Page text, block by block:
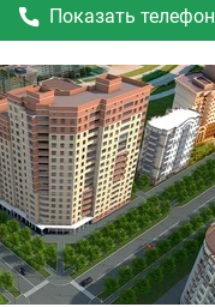
Показать телефон